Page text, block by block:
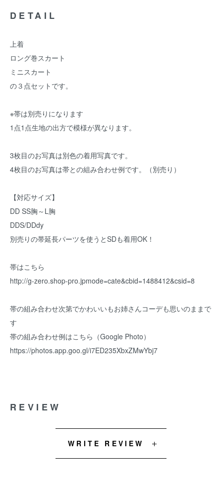
DETAIL
上着
ロング巻スカート
ミニスカート
の３点セットです。
※帯は別売りになります
1点1点生地の出方で模様が異なります。
3枚目のお写真は別色の着用写真です。
4枚目のお写真は帯との組み合わせ例です。（別売り）
【対応サイズ】
DD SS胸～L胸
DDS/DDdy
別売りの帯延長パーツを使うとSDも着用OK！
帯はこちら
http://g-zero.shop-pro.jpmode=cate&cbid=1488412&csid=8
帯の組み合わせ次第でかわいいもお姉さんコーデも思いのままで
す
帯の組み合わせ例はこちら（Google Photo）
https://photos.app.goo.gl/i7ED235XbxZMwYbj7
REVIEW
WRITE REVIEW